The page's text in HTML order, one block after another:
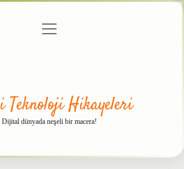
menüyü
Teknoloji Hikayeleri
Dijital dünyada neşeli bir macera!